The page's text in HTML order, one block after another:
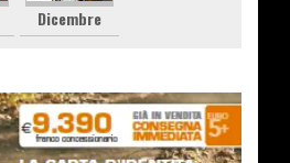
Dicembre